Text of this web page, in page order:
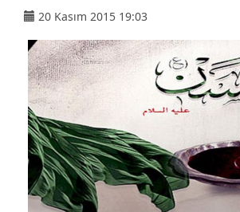
20 Kasım 2015 19:03